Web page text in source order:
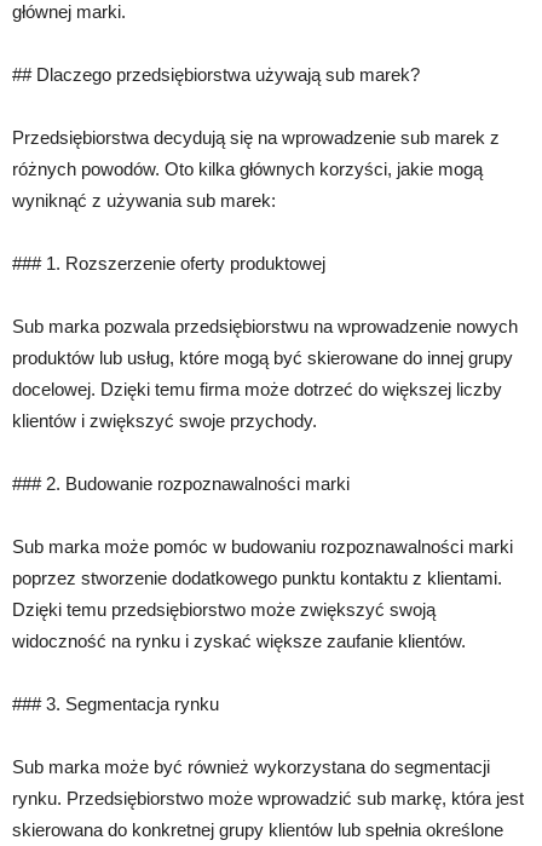
głównej marki.
## Dlaczego przedsiębiorstwa używają sub marek?
Przedsiębiorstwa decydują się na wprowadzenie sub marek z
różnych powodów. Oto kilka głównych korzyści, jakie mogą
wyniknąć z używania sub marek:
### 1. Rozszerzenie oferty produktowej
Sub marka pozwala przedsiębiorstwu na wprowadzenie nowych
produktów lub usług, które mogą być skierowane do innej grupy
docelowej. Dzięki temu firma może dotrzeć do większej liczby
klientów i zwiększyć swoje przychody.
### 2. Budowanie rozpoznawalności marki
Sub marka może pomóc w budowaniu rozpoznawalności marki
poprzez stworzenie dodatkowego punktu kontaktu z klientami.
Dzięki temu przedsiębiorstwo może zwiększyć swoją
widoczność na rynku i zyskać większe zaufanie klientów.
### 3. Segmentacja rynku
Sub marka może być również wykorzystana do segmentacji
rynku. Przedsiębiorstwo może wprowadzić sub markę, która jest
skierowana do konkretnej grupy klientów lub spełnia określone